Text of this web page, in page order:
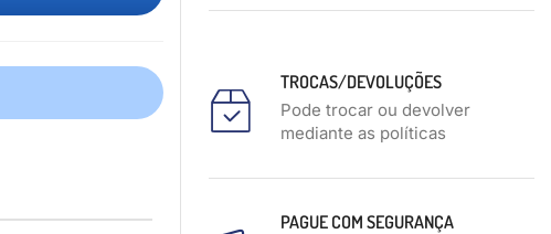
TROCAS/DEVOLUÇÕES
Pode trocar ou devolver
mediante as políticas
PAGUE COM SEGURANÇA